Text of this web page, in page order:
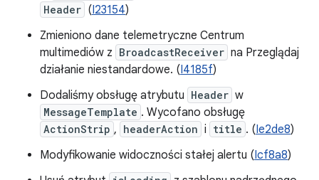
Header (I23154)
Zmieniono dane telemetryczne Centrum
multimediów z BroadcastReceiver na Przeglądaj
działanie niestandardowe. (I4185f)
Dodaliśmy obsługę atrybutu Header w
MessageTemplate . Wycofano obsługę
ActionStrip , headerAction i title . (Ie2de8)
Modyfikowanie widoczności stałej alertu (Icf8a8)